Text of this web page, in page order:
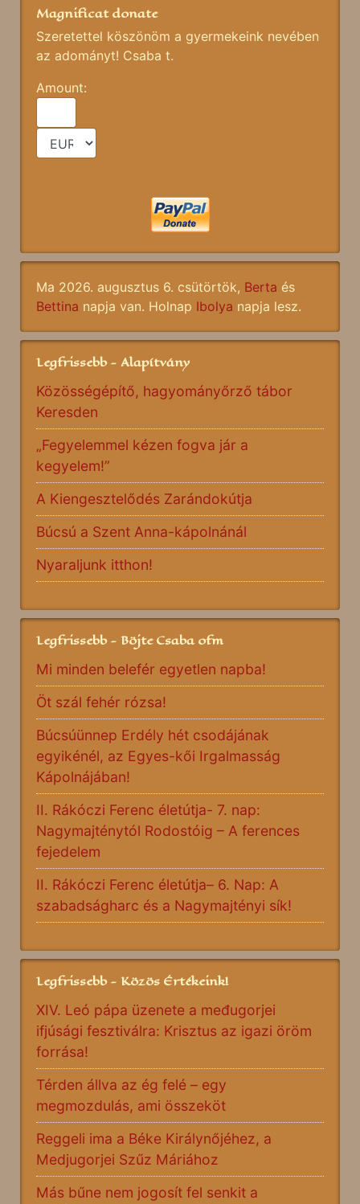
Magnificat donate
Szeretettel köszönöm a gyermekeink nevében
az adományt! Csaba t.
Amount:
Ma 2026. augusztus 6. csütörtök, Berta és
Bettina napja van. Holnap Ibolya napja lesz.
Legfrissebb - Alapítvány
Közösségépítő, hagyományőrző tábor
Keresden
„Fegyelemmel kézen fogva jár a
kegyelem!”
A Kiengesztelődés Zarándokútja
Búcsú a Szent Anna-kápolnánál
Nyaraljunk itthon!
Legfrissebb - Böjte Csaba ofm
Mi minden belefér egyetlen napba!
Öt szál fehér rózsa!
Búcsúünnep Erdély hét csodájának
egyikénél, az Egyes-kői Irgalmasság
Kápolnájában!
II. Rákóczi Ferenc életútja- 7. nap:
Nagymajténytól Rodostóig – A ferences
fejedelem
II. Rákóczi Ferenc életútja– 6. Nap: A
szabadságharc és a Nagymajtényi sík!
Legfrissebb - Közös Értékeink!
XIV. Leó pápa üzenete a međugorjei
ifjúsági fesztiválra: Krisztus az igazi öröm
forrása!
Térden állva az ég felé – egy
megmozdulás, ami összeköt
Reggeli ima a Béke Királynőjéhez, a
Medjugorjei Szűz Máriához
Más bűne nem jogosít fel senkit a